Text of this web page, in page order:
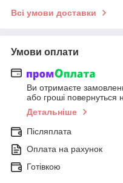
Всі умови доставки
Умови оплати
Ви отримаєте
або гроші повернуться
Детальніше
Післяплата
Оплата на рахунок
Готівкою